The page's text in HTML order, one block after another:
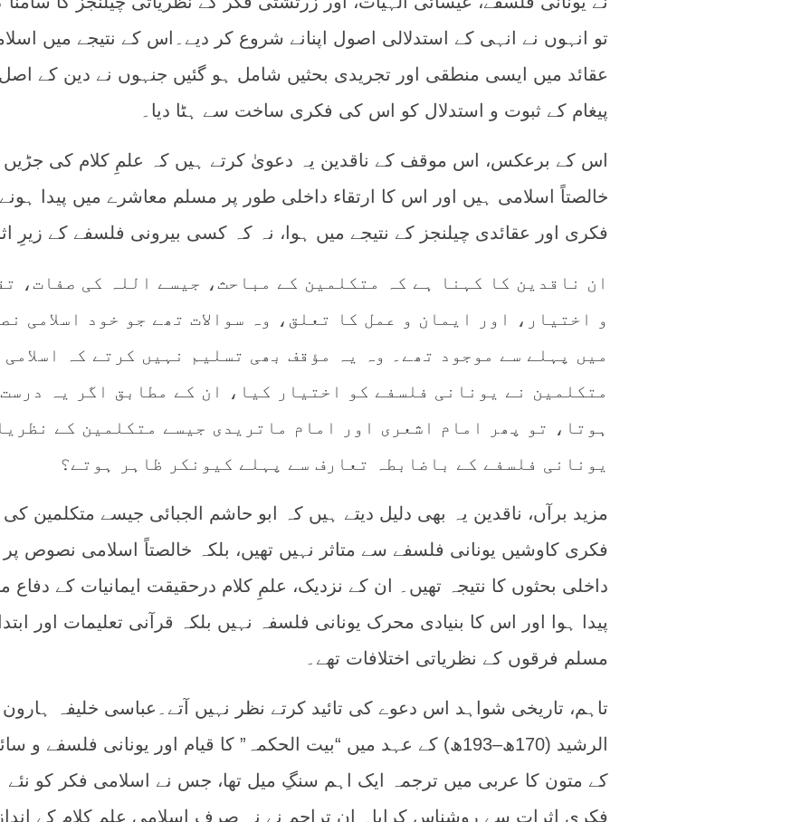
تو انہوں نے انہی کے استدلالی اصول اپنانے شروع کر دیے۔اس کے نتیجے میں
عقائد میں ایسی منطقی اور تجریدی بحثیں شامل ہو گئیں جنہوں نے دین کے اصل
پیغام کے ثبوت و استدلال کو اس کی فکری ساخت سے ہٹا دیا۔
اس کے برعکس، اس موقف کے ناقدین یہ دعویٰ کرتے ہیں کہ علمِ کلام کی جڑیں
خالصتاً اسلامی ہیں اور اس کا ارتقاء داخلی طور پر مسلم معاشرے میں پیدا ہونے
فکری اور عقائدی چیلنجز کے نتیجے میں ہوا، نہ کہ کسی بیرونی فلسفے کے زیرِ
ان ناقدین کا کہنا ہے کہ متکلمین کے مباحث، جیسے اللہ کی صفات،
و اختیار، اور ایمان و عمل کا تعلق، وہ سوالات تھے جو خود اسلامی
میں پہلے سے موجود تھے۔ وہ یہ مؤقف بھی تسلیم نہیں کرتے کہ اسلامی
متکلمین نے یونانی فلسفے کو اختیار کیا، ان کے مطابق اگر یہ درست
ہوتا، تو پھر امام اشعری اور امام ماتریدی جیسے متکلمین کے
یونانی فلسفے کے باضابطہ تعارف سے پہلے کیونکر ظاہر ہوتے؟
مزید برآں، ناقدین یہ بھی دلیل دیتے ہیں کہ ابو حاشم الجبائی جیسے متکلمین کی
فکری کاوشیں یونانی فلسفے سے متاثر نہیں تھیں، بلکہ خالصتاً اسلامی نصوص پر
داخلی بحثوں کا نتیجہ تھیں۔ ان کے نزدیک، علمِ کلام درحقیقت ایمانیات کے دفاع
پیدا ہوا اور اس کا بنیادی محرک یونانی فلسفہ نہیں بلکہ قرآنی تعلیمات اور
مسلم فرقوں کے نظریاتی اختلافات تھے۔
تاہم، تاریخی شواہد اس دعوے کی تائید کرتے نظر نہیں آتے۔عباسی خلیفہ ہارون
الرشید (170ھ–193ھ) کے عہد میں “بیت الحکمہ” کا قیام اور یونانی فلسفے و
کے متون کا عربی میں ترجمہ ایک اہم سنگِ میل تھا، جس نے اسلامی فکر کو نئے
فکری اثرات سے روشناس کرایا۔ ان تراجم نے نہ صرف اسلامی علم کلام کے اندازِ